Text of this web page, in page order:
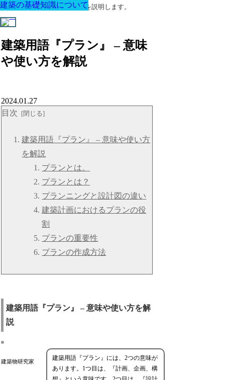
建築に関する用語と関連法令を説明します。
建築用語『プラン』 – 意味
や使い方を解説
建築の基礎知識について
2024.01.27
目次
建築用語『プラン』 – 意味や使い方
を解説
プランとは。
プランとは？
プランニングと設計図の違い
建築計画におけるプランの役
割
プランの重要性
プランの作成方法
建築用語『プラン』 – 意味や使い方を解
説
建築物研究家
建築用語『プラン』には、2つの意味が
あります。1つ目は、『計画、企画、構
建築の基礎知識について
建築の基礎知識について
建築の基礎知識について
建築の基礎知識について
建築の基礎知識について
建築の基礎知識について